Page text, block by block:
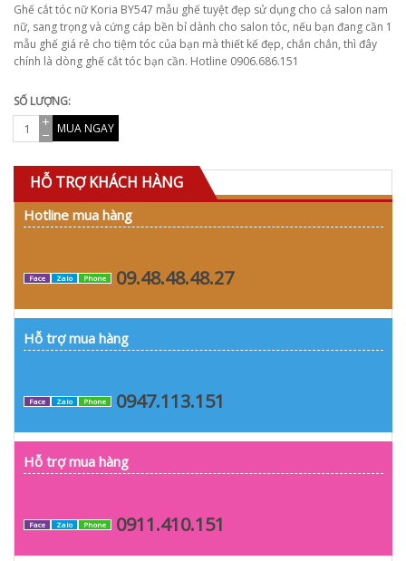
Ghế cắt tóc nữ Koria BY547 mẫu ghế tuyệt đẹp sử dụng cho cả salon nam
nữ, sang trọng và cứng cáp bền bỉ dành cho salon tóc, nếu bạn đang cần 1
mẫu ghế giá rẻ cho tiệm tóc của bạn mà thiết kế đẹp, chắn chắn, thì đây
chính là dòng ghế cắt tóc bạn cần. Hotline 0906.686.151
SỐ LƯỢNG:
MUA NGAY
HỖ TRỢ KHÁCH HÀNG
Hotline mua hàng
Face Zalo Phone 09.48.48.48.27
Hỗ trợ mua hàng
Face Zalo Phone 0947.113.151
Hỗ trợ mua hàng
Face Zalo Phone 0911.410.151